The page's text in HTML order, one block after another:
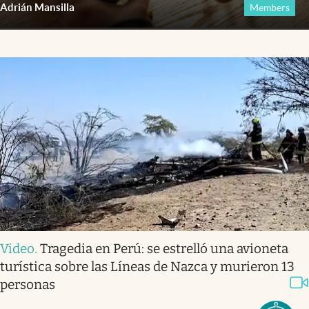
Adrián Mansilla Members
Video. Tragedia en Perú: se estrelló una avioneta
turística sobre las Líneas de Nazca y murieron 13
personas